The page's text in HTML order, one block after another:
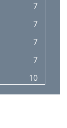
7
7
7
7
10
11